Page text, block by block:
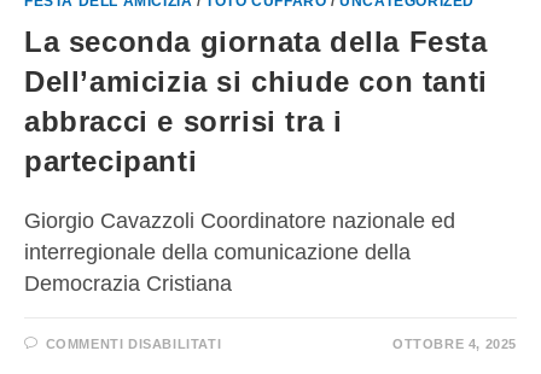
La seconda giornata della Festa
Dell’amicizia si chiude con tanti
abbracci e sorrisi tra i
partecipanti
Giorgio Cavazzoli Coordinatore nazionale ed
interregionale della comunicazione della
Democrazia Cristiana
COMMENTI DISABILITATI OTTOBRE 4, 2025